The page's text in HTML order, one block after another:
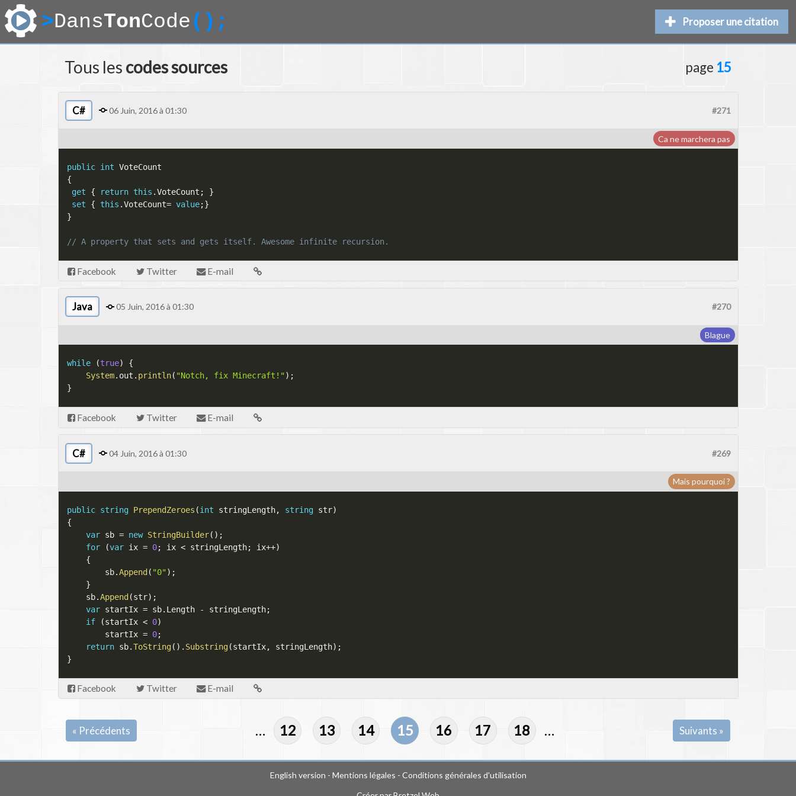
>DansTonCode (); Proposer une citation
Tous les codes sources page 15
C# 06 Juin, 2016 à 01:30 #271
Ca ne marchera pas
public int
{
get
{ return this .VoteCount ;
}
set
{ this .VoteCount= value;}
}
// A property that sets and gets itself. Awesome infinite recursion.
Facebook Twitter E-mail
Java 05 Juin, 2016 à 01:30 #270
Blague
while (true)
{
System. out . println( "Notch, fix Minecraft!") ;
}
Facebook Twitter E-mail
C# 04 Juin, 2016 à 01:30 #269
Mais pourquoi ?
public string PrependZeroes (int stringLength, string str)
{
var sb = new StringBuilder( ) ;
for
(var ix = 0; ix < stringLength; ix++)
{
        sb
.Append ( "0") ;
}
    sb
.Append (str) ;
var startIx = sb. Length - stringLength;
if
(startIx < 0)
        startIx
= 0;
return sb.ToString( ) . Substring(startIx, stringLength) ;
}
Facebook Twitter E-mail
« Précédents … 12 13 14 15 16 17 18 … Suivants »
English version - Mentions légales - Conditions générales d'utilisation